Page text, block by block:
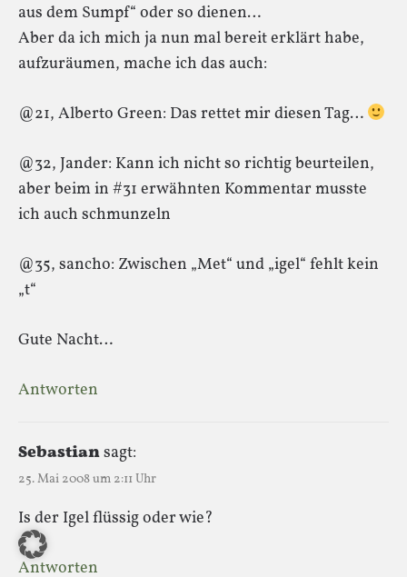
aus dem Sumpf“ oder so dienen…
Aber da ich mich ja nun mal bereit erklärt habe,
aufzuräumen, mache ich das auch:
@21, Alberto Green: Das rettet mir diesen Tag…
@32, Jander: Kann ich nicht so richtig beurteilen,
aber beim in #31 erwähnten Kommentar musste
ich auch schmunzeln
@35, sancho: Zwischen „Met“ und „igel“ fehlt kein
„t“
Gute Nacht…
Antworten
Sebastiansagt:
25. Mai 2008 um 2:11 Uhr
Is der Igel flüssig oder wie?
Antworten